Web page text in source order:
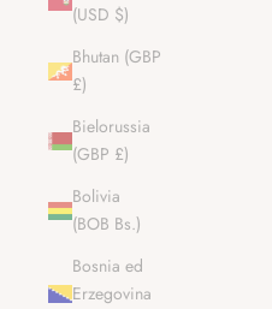
(USD $)
Bhutan (GBP
£)
Bielorussia
(GBP £)
Bolivia
(BOB Bs.)
Bosnia ed
Erzegovina